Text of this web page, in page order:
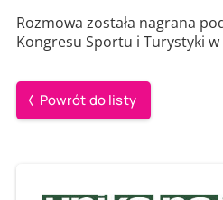
Rozmowa została nagrana
Kongresu Sportu i Turystyki
Powrót do listy